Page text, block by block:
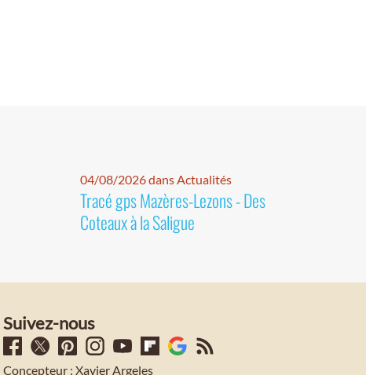
04/08/2026 dans Actualités
Tracé gps Mazères-Lezons - Des
Coteaux à la Saligue
Suivez-nous
Concepteur : Xavier Argeles